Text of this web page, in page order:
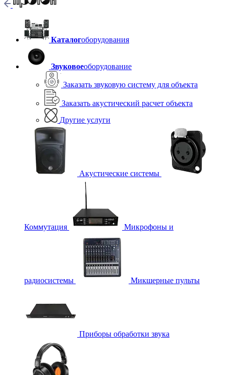
Каталогоборудования
Звуковоеоборудование
Заказать звуковую систему для объекта
Заказать акустический расчет объекта
Другие услуги
Акустические системы
Коммутация Микрофоны и
радиосистемы Микшерные пульты
Приборы обработки звука